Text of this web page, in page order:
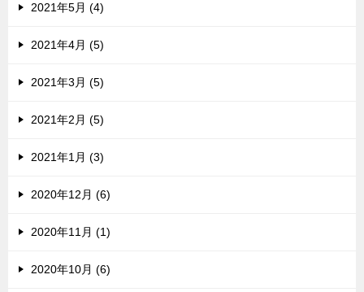
2021年5月 (4)
2021年4月 (5)
2021年3月 (5)
2021年2月 (5)
2021年1月 (3)
2020年12月 (6)
2020年11月 (1)
2020年10月 (6)